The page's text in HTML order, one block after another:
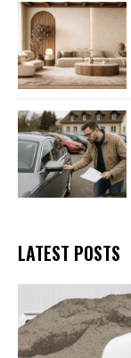
LATEST POSTS